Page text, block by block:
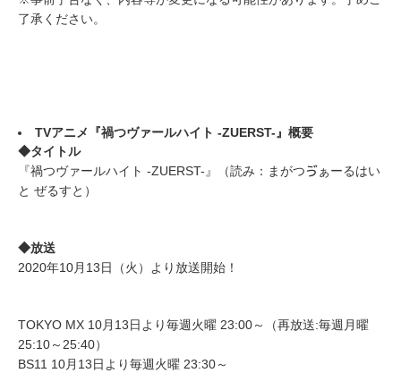
了承ください。
TVアニメ『禍つヴァールハイト -ZUERST-』概要
◆タイトル
『禍つヴァールハイト -ZUERST-』（読み：まがつゔぁーるはい
と ぜるすと）
◆放送
2020年10月13日（火）より放送開始！
TOKYO MX 10月13日より毎週火曜 23:00～（再放送:毎週月曜
25:10～25:40）
BS11 10月13日より毎週火曜 23:30～